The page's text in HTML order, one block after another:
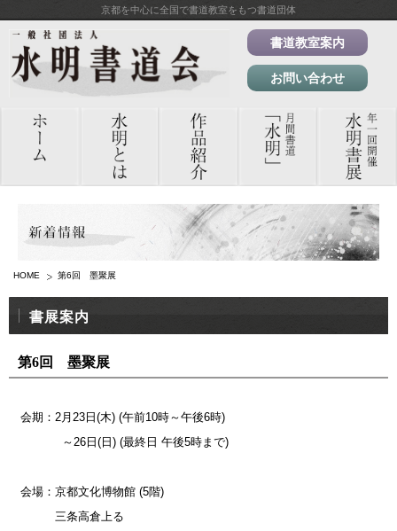
京都を中心に全国で書道教室をもつ書道団体
書道教室案内
お問い合わせ
HOME 第6回 墨聚展
書展案内
第6回 墨聚展
会期：2月23日(木) (午前10時～午後6時)
～26日(日) (最終日 午後5時まで)
会場：京都文化博物館 (5階)
三条高倉上る